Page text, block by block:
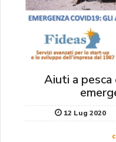
Aiuti a
12 Lug 2020